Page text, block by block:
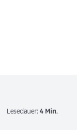
Lesedauer:4 Min.